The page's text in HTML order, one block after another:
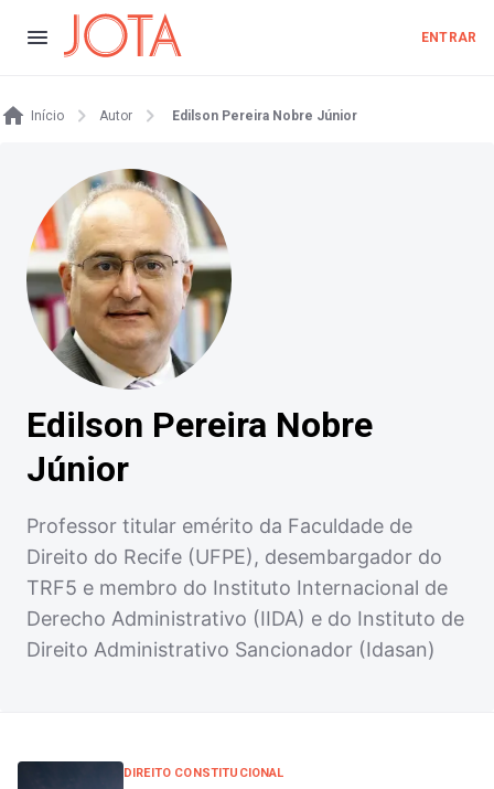
ENTRAR
Início Autor Edilson Pereira Nobre Júnior
Edilson Pereira Nobre
Júnior
Professor titular emérito da Faculdade de
Direito do Recife (UFPE), desembargador do
TRF5 e membro do Instituto Internacional de
Derecho Administrativo (IIDA) e do Instituto de
Direito Administrativo Sancionador (Idasan)
DIREITO CONSTITUCIONAL